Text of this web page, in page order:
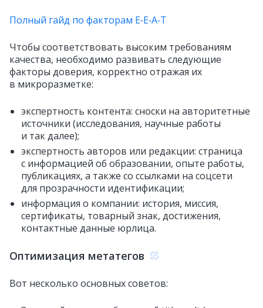
Полный гайд по факторам E‑E‑A‑T
Чтобы соответствовать высоким требованиям
качества, необходимо развивать следующие
факторы доверия, корректно отражая их
в микроразметке:
экспертность контента: сноски на авторитетные
источники (исследования, научные работы
и так далее);
экспертность авторов или редакции: страница
с информацией об образовании, опыте работы,
публикациях, а также со ссылками на соцсети
для прозрачности идентификации;
информация о компании: история, миссия,
сертификаты, товарный знак, достижения,
контактные данные юрлица.
Оптимизация метатегов
Вот несколько основных советов: